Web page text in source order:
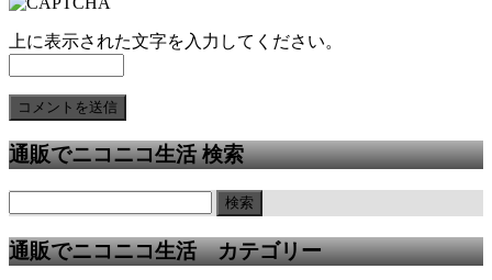
上に表示された文字を入力してください。
通販でニコニコ生活 検索
通販でニコニコ生活 カテゴリー